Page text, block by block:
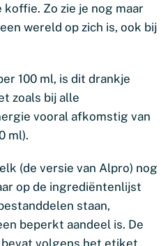
Zo zie je nog maar
een wereld op zich is, ook bij
100 ml, is dit drankje
zoals bij alle
vooral afkomstig van
ml).
(de versie van Alpro) nog
op de ingrediëntenlijst
staan,
beperkt aandeel is. De
volgens het etiket